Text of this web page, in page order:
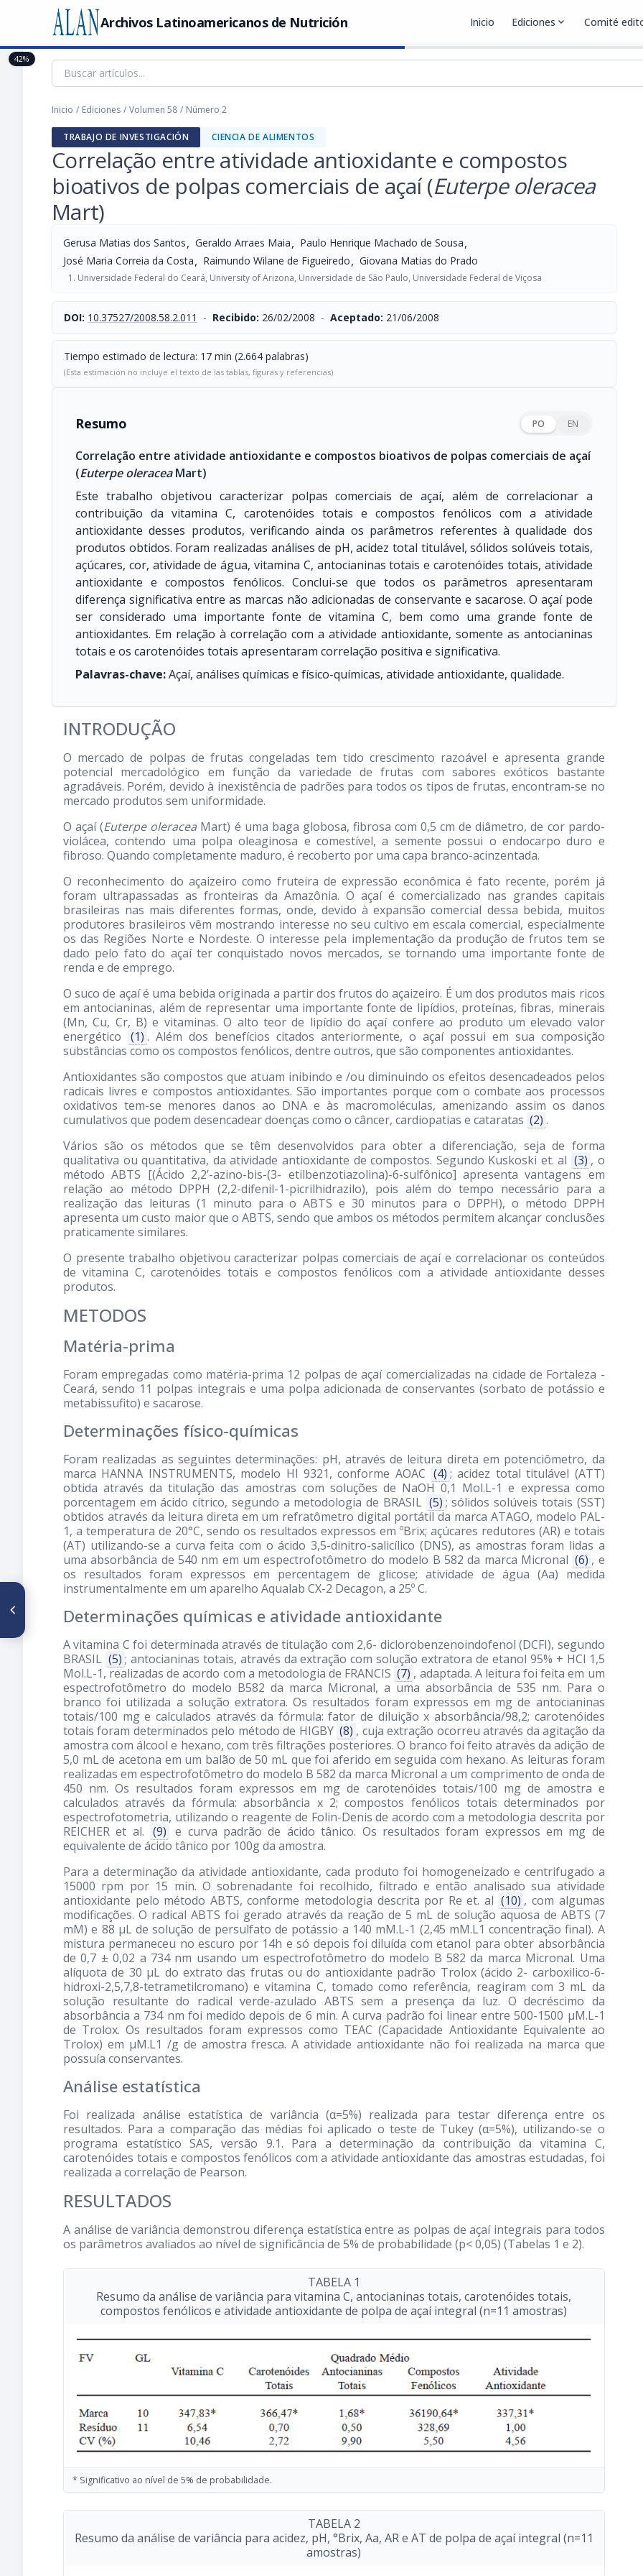
Archivos Latinoamericanos de Nutrición Inicio Ediciones expand_more Comité
Inicio / Ediciones / Volumen 58 / Número 2
TRABAJO DE INVESTIGACIÓN CIENCIA DE ALIMENTOS
Correlação entre atividade antioxidante e compostos
bioativos de polpas comerciais de açaí (Euterpe oleracea
Mart)
Gerusa Matias dos Santos, Geraldo Arraes Maia, Paulo Henrique Machado de Sousa,
José Maria Correia da Costa, Raimundo Wilane de Figueiredo, Giovana Matias do Prado
Universidade Federal do Ceará, University of Arizona, Universidade de São Paulo, Universidade Federal de Viçosa
DOI: 10.37527/2008.58.2.011 - Recibido: 26/02/2008 - Aceptado: 21/06/2008
Tiempo estimado de lectura: 17 min (2.664 palabras)
(Esta estimación no incluye el texto de las tablas, figuras y referencias)
Resumo PO EN
Correlação entre atividade antioxidante e compostos bioativos de polpas comerciais de açaí
(Euterpe oleraceaMart)
Este trabalho objetivou caracterizar polpas comerciais de açaí, além de correlacionar a
contribuição da vitamina C, carotenóides totais e compostos fenólicos com a atividade
antioxidante desses produtos, verificando ainda os parâmetros referentes à qualidade dos
produtos obtidos. Foram realizadas análises de pH, acidez total titulável, sólidos solúveis totais,
açúcares, cor, atividade de água, vitamina C, antocianinas totais e carotenóides totais, atividade
antioxidante e compostos fenólicos. Conclui-se que todos os parâmetros apresentaram
diferença significativa entre as marcas não adicionadas de conservante e sacarose. O açaí pode
ser considerado uma importante fonte de vitamina C, bem como uma grande fonte de
antioxidantes. Em relação à correlação com a atividade antioxidante, somente as antocianinas
totais e os carotenóides totais apresentaram correlação positiva e significativa.
Palavras-chave:Açaí, análises químicas e físico-químicas, atividade antioxidante, qualidade.
INTRODUÇÃO
O mercado de polpas de frutas congeladas tem tido crescimento razoável e apresenta grande
potencial mercadológico em função da variedade de frutas com sabores exóticos bastante
agradáveis. Porém, devido à inexistência de padrões para todos os tipos de frutas, encontram-se no
mercado produtos sem uniformidade.
O açaí (Euterpe oleracea Mart) é uma baga globosa, fibrosa com 0,5 cm de diâmetro, de cor pardo-
violácea, contendo uma polpa oleaginosa e comestível, a semente possui o endocarpo duro e
fibroso. Quando completamente maduro, é recoberto por uma capa branco-acinzentada.
O reconhecimento do açaizeiro como fruteira de expressão econômica é fato recente, porém já
foram ultrapassadas as fronteiras da Amazônia. O açaí é comercializado nas grandes capitais
brasileiras nas mais diferentes formas, onde, devido à expansão comercial dessa bebida, muitos
produtores brasileiros vêm mostrando interesse no seu cultivo em escala comercial, especialmente
os das Regiões Norte e Nordeste. O interesse pela implementação da produção de frutos tem se
dado pelo fato do açaí ter conquistado novos mercados, se tornando uma importante fonte de
renda e de emprego.
O suco de açaí é uma bebida originada a partir dos frutos do açaizeiro. É um dos produtos mais ricos
em antocianinas, além de representar uma importante fonte de lipídios, proteínas, fibras, minerais
(Mn, Cu, Cr, B) e vitaminas. O alto teor de lipídio do açaí confere ao produto um elevado valor
energético
(1) . Além dos benefícios citados anteriormente, o açaí possui em sua composição
substâncias como os compostos fenólicos, dentre outros, que são componentes antioxidantes.
Antioxidantes são compostos que atuam inibindo e /ou diminuindo os efeitos desencadeados pelos
radicais livres e compostos antioxidantes. São importantes porque com o combate aos processos
oxidativos tem-se menores danos ao DNA e às macromoléculas, amenizando assim os danos
cumulativos que podem desencadear doenças como o câncer, cardiopatias e cataratas (2) .
Vários são os métodos que se têm desenvolvidos para obter a diferenciação, seja de forma
qualitativa ou quantitativa, da atividade antioxidante de compostos. Segundo Kuskoski et. al (3) , o
método ABTS [(Ácido 2,2’-azino-bis-(3- etilbenzotiazolina)-6-sulfônico] apresenta vantagens em
relação ao método DPPH (2,2-difenil-1-picrilhidrazilo), pois além do tempo necessário para a
realização das leituras (1 minuto para o ABTS e 30 minutos para o DPPH), o método DPPH
apresenta um custo maior que o ABTS, sendo que ambos os métodos permitem alcançar conclusões
praticamente similares.
O presente trabalho objetivou caracterizar polpas comerciais de açaí e correlacionar os conteúdos
de vitamina C, carotenóides totais e compostos fenólicos com a atividade antioxidante desses
produtos.
METODOS
Matéria-prima
Foram empregadas como matéria-prima 12 polpas de açaí comercializadas na cidade de Fortaleza -
Ceará, sendo 11 polpas integrais e uma polpa adicionada de conservantes (sorbato de potássio e
metabissufito) e sacarose.
Determinações físico-químicas
Foram realizadas as seguintes determinações: pH, através de leitura direta em potenciômetro, da
marca HANNA INSTRUMENTS, modelo HI 9321, conforme AOAC (4) ; acidez total titulável (ATT)
obtida através da titulação das amostras com soluções de NaOH 0,1 Mol.L-1 e expressa como
porcentagem em ácido cítrico, segundo a metodologia de BRASIL (5) ; sólidos solúveis totais (SST)
obtidos através da leitura direta em um refratômetro digital portátil da marca ATAGO, modelo PAL-
1, a temperatura de 20°C, sendo os resultados expressos em ºBrix; açúcares redutores (AR) e totais
(AT) utilizando-se a curva feita com o ácido 3,5-dinitro-salicílico (DNS), as amostras foram lidas a
uma absorbância de 540 nm em um espectrofotômetro do modelo B 582 da marca Micronal (6) , e
os resultados foram expressos em percentagem de glicose; atividade de água (Aa) medida
instrumentalmente em um aparelho Aqualab CX-2 Decagon, a 25º C.
Determinações químicas e atividade antioxidante
A vitamina C foi determinada através de titulação com 2,6- diclorobenzenoindofenol (DCFI), segundo
BRASIL (5) ; antocianinas totais, através da extração com solução extratora de etanol 95% + HCl 1,5
Mol.L-1, realizadas de acordo com a metodologia de FRANCIS (7) , adaptada. A leitura foi feita em um
espectrofotômetro do modelo B582 da marca Micronal, a uma absorbância de 535 nm. Para o
branco foi utilizada a solução extratora. Os resultados foram expressos em mg de antocianinas
totais/100 mg e calculados através da fórmula: fator de diluição x absorbância/98,2; carotenóides
totais foram determinados pelo método de HIGBY (8) , cuja extração ocorreu através da agitação da
amostra com álcool e hexano, com três filtrações posteriores. O branco foi feito através da adição de
5,0 mL de acetona em um balão de 50 mL que foi aferido em seguida com hexano. As leituras foram
realizadas em espectrofotômetro do modelo B 582 da marca Micronal a um comprimento de onda de
450 nm. Os resultados foram expressos em mg de carotenóides totais/100 mg de amostra e
calculados através da fórmula: absorbância x 2; compostos fenólicos totais determinados por
espectrofotometria, utilizando o reagente de Folin-Denis de acordo com a metodologia descrita por
REICHER et al. (9) e curva padrão de ácido tânico. Os resultados foram expressos em mg de
equivalente de ácido tânico por 100g da amostra.
Para a determinação da atividade antioxidante, cada produto foi homogeneizado e centrifugado a
15000 rpm por 15 min. O sobrenadante foi recolhido, filtrado e então analisado sua atividade
antioxidante pelo método ABTS, conforme metodologia descrita por Re et. al (10) , com algumas
modificações. O radical ABTS foi gerado através da reação de 5 mL de solução aquosa de ABTS (7
mM) e 88 μL de solução de persulfato de potássio a 140 mM.L-1 (2,45 mM.L1 concentração final). A
mistura permaneceu no escuro por 14h e só depois foi diluída com etanol para obter absorbância
de 0,7 ± 0,02 a 734 nm usando um espectrofotômetro do modelo B 582 da marca Micronal. Uma
alíquota de 30 μL do extrato das frutas ou do antioxidante padrão Trolox (ácido 2- carboxilico-6-
hidroxi-2,5,7,8-tetrametilcromano) e vitamina C, tomado como referência, reagiram com 3 mL da
solução resultante do radical verde-azulado ABTS sem a presença da luz. O decréscimo da
absorbância a 734 nm foi medido depois de 6 min. A curva padrão foi linear entre 500-1500 μM.L-1
de Trolox. Os resultados foram expressos como TEAC (Capacidade Antioxidante Equivalente ao
Trolox) em μM.L1 /g de amostra fresca. A atividade antioxidante não foi realizada na marca que
possuía conservantes.
Análise estatística
Foi realizada análise estatística de variância (α=5%) realizada para testar diferença entre os
resultados. Para a comparação das médias foi aplicado o teste de Tukey (α=5%), utilizando-se o
programa estatístico SAS, versão 9.1. Para a determinação da contribuição da vitamina C,
carotenóides totais e compostos fenólicos com a atividade antioxidante das amostras estudadas, foi
realizada a correlação de Pearson.
RESULTADOS
A análise de variância demonstrou diferença estatística entre as polpas de açaí integrais para todos
os parâmetros avaliados ao nível de significância de 5% de probabilidade (p< 0,05) (Tabelas 1 e 2).
TABELA 1
Resumo da análise de variância para vitamina C, antocianinas totais, carotenóides totais,
compostos fenólicos e atividade antioxidante de polpa de açaí integral (n=11 amostras)
* Significativo ao nível de 5% de probabilidade.
TABELA 2
Resumo da análise de variância para acidez, pH, °Brix, Aa, AR e AT de polpa de açaí integral (n=11
amostras)
42%
ARTÍCULO ANTERIOR
Evaluación bacteriológica de
la leche y queso de cabra
Metropolitana de San José,
Costa Rica